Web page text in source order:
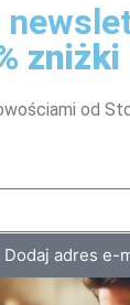
zniżki
od
Dodaj adres e-